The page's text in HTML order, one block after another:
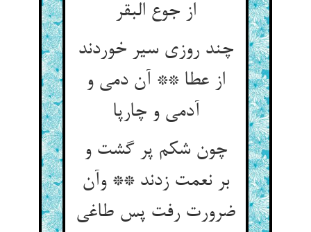
از جوع البقر
چند روزی سیر خوردند
از عطا ** آن دمی و
آدمی و چارپا
چون شکم پر گشت و
بر نعمت زدند ** وآن
ضرورت رفت پس طاغی